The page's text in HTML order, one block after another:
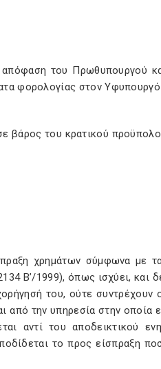
του Πρωθυπουργού
φορολογίας στον
βάρος του κρατικού
χρημάτων σύμφωνα με
Β’/1999), όπως ισχύει, και
του, ούτε συντρέχουν
την υπηρεσία στην οποία
αντί του αποδεικτικού
το προς είσπραξη